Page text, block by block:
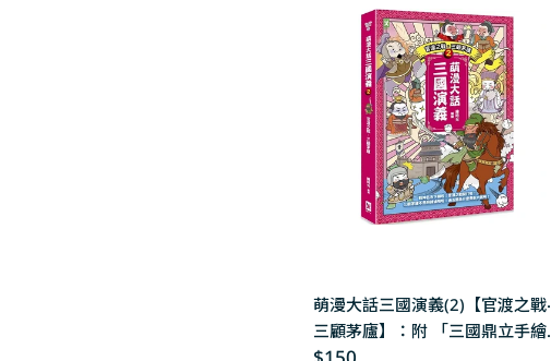
萌漫大話三國演義(2)【官渡之戰‧
三顧茅廬】：附 「三國鼎立手繪
Regular